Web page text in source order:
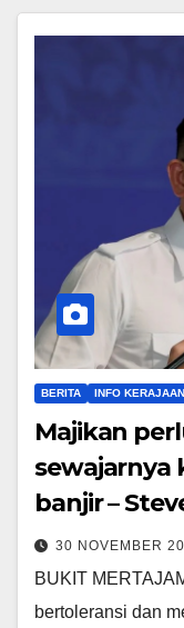
BERITA INFO KERAJAAN
Majikan
sewajarnya
banjir –
30 NOVEMBER
BUKIT
bertoleransi dan